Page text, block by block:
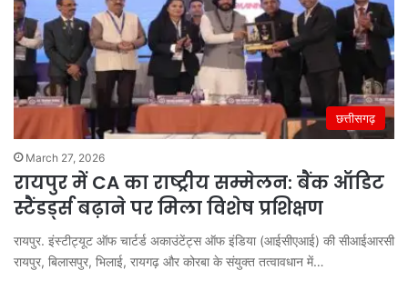
छत्तीसगढ़
March 27, 2026
रायपुर में CA का राष्ट्रीय सम्मेलन: बैंक ऑडिट
स्टैंडर्ड्स बढ़ाने पर मिला विशेष प्रशिक्षण
रायपुर. इंस्टीट्यूट ऑफ चार्टर्ड अकाउंटेंट्स ऑफ इंडिया (आईसीएआई) की सीआईआरसी
रायपुर, बिलासपुर, भिलाई, रायगढ़ और कोरबा के संयुक्त तत्वावधान में…